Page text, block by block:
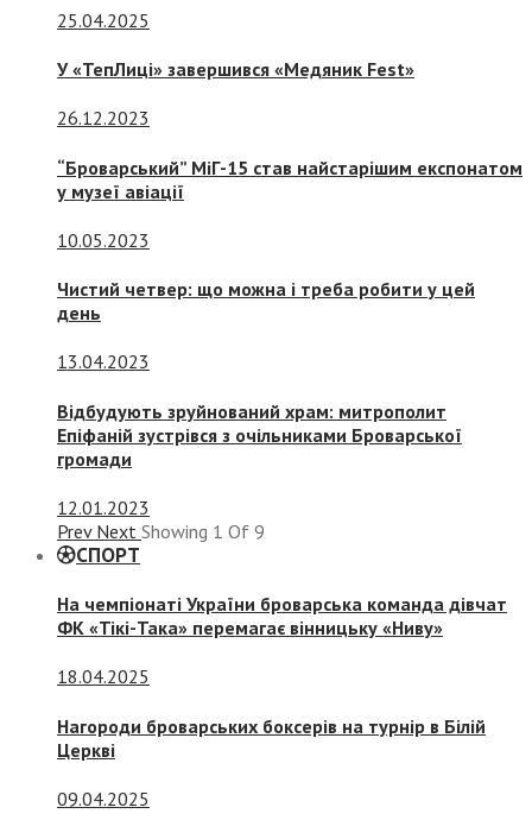
25.04.2025
У «ТепЛиці» завершився «Медяник Fest»
26.12.2023
“Броварський” МіГ-15 став найстарішим експонатом
у музеї авіації
10.05.2023
Чистий четвер: що можна і треба робити у цей
день
13.04.2023
Відбудують зруйнований храм: митрополит
Епіфаній зустрівся з очільниками Броварської
громади
12.01.2023
Prev Next Showing 1 Of 9
СПОРТ
На чемпіонаті України броварська команда дівчат
ФК «Тікі-Така» перемагає вінницьку «Ниву»
18.04.2025
Нагороди броварських боксерів на турнір в Білій
Церкві
09.04.2025